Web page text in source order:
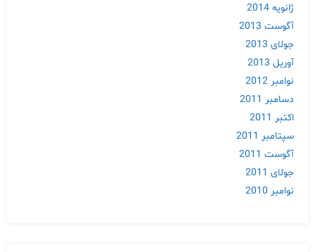
ژانویه 2014
آگوست 2013
جولای 2013
آوریل 2013
نوامبر 2012
دسامبر 2011
اکتبر 2011
سپتامبر 2011
آگوست 2011
جولای 2011
نوامبر 2010